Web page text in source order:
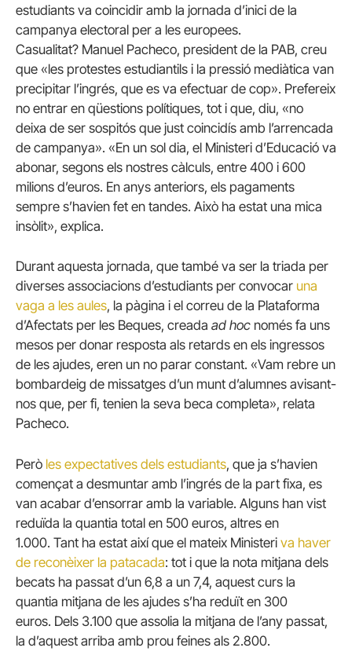
estudiants va coincidir amb la jornada d’inici de la
campanya electoral per a les europees.
Casualitat? Manuel Pacheco, president de la PAB, creu
que «les protestes estudiantils i la pressió mediàtica van
precipitar l’ingrés, que es va efectuar de cop». Prefereix
no entrar en qüestions polítiques, tot i que, diu, «no
deixa de ser sospitós que just coincidís amb l’arrencada
de campanya». «En un sol dia, el Ministeri d’Educació va
abonar, segons els nostres càlculs, entre 400 i 600
milions d’euros. En anys anteriors, els pagaments
sempre s’havien fet en tandes. Això ha estat una mica
insòlit», explica.
Durant aquesta jornada, que també va ser la triada per
diverses associacions d’estudiants per convocar una
vaga a les aules, la pàgina i el correu de la Plataforma
d’Afectats per les Beques, creada ad hoc només fa uns
mesos per donar resposta als retards en els ingressos
de les ajudes, eren un no parar constant. «Vam rebre un
bombardeig de missatges d’un munt d’alumnes avisant-
nos que, per fi, tenien la seva beca completa», relata
Pacheco.
Però les expectatives dels estudiants, que ja s’havien
començat a desmuntar amb l’ingrés de la part fixa, es
van acabar d’ensorrar amb la variable. Alguns han vist
reduïda la quantia total en 500 euros, altres en
1.000. Tant ha estat així que el mateix Ministeri va haver
de reconèixer la patacada: tot i que la nota mitjana dels
becats ha passat d’un 6,8 a un 7,4, aquest curs la
quantia mitjana de les ajudes s’ha reduït en 300
euros. Dels 3.100 que assolia la mitjana de l’any passat,
la d’aquest arriba amb prou feines als 2.800.